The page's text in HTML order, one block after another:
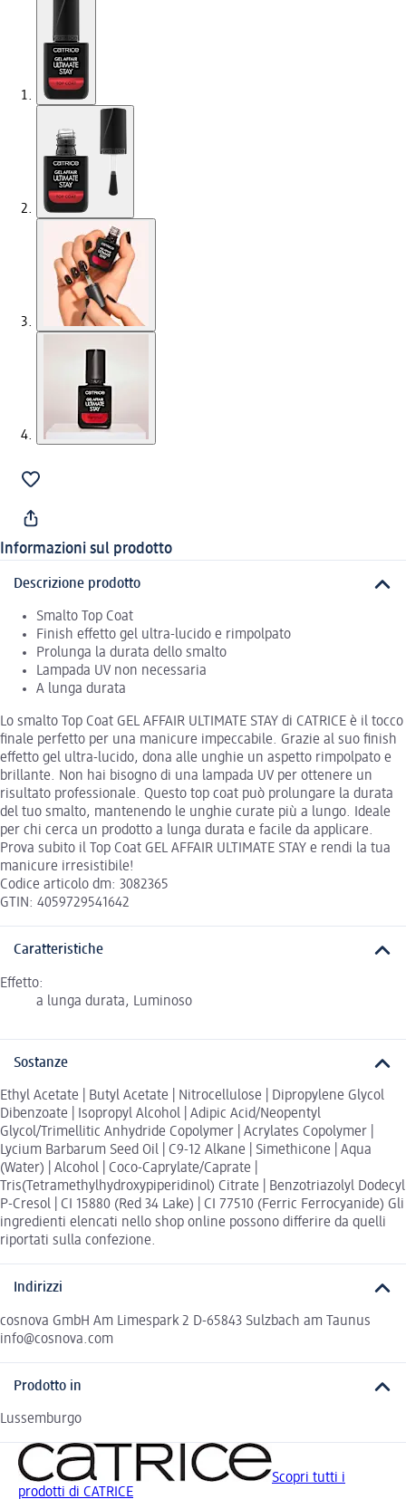
Informazioni sul prodotto
Descrizione prodotto
Smalto Top Coat
Finish effetto gel ultra-lucido e rimpolpato
Prolunga la durata dello smalto
Lampada UV non necessaria
A lunga durata
Lo smalto Top Coat GEL AFFAIR ULTIMATE STAY di CATRICE è il tocco
finale perfetto per una manicure impeccabile. Grazie al suo finish
effetto gel ultra-lucido, dona alle unghie un aspetto rimpolpato e
brillante. Non hai bisogno di una lampada UV per ottenere un
risultato professionale. Questo top coat può prolungare la durata
del tuo smalto, mantenendo le unghie curate più a lungo. Ideale
per chi cerca un prodotto a lunga durata e facile da applicare.
Prova subito il Top Coat GEL AFFAIR ULTIMATE STAY e rendi la tua
manicure irresistibile!
Codice articolo dm: 3082365
GTIN: 4059729541642
Caratteristiche
Effetto:
a lunga durata, Luminoso
Sostanze
Ethyl Acetate | Butyl Acetate | Nitrocellulose | Dipropylene Glycol
Dibenzoate | Isopropyl Alcohol | Adipic Acid/Neopentyl
Glycol/Trimellitic Anhydride Copolymer | Acrylates Copolymer |
Lycium Barbarum Seed Oil | C9-12 Alkane | Simethicone | Aqua
(Water) | Alcohol | Coco-Caprylate/Caprate |
Tris(Tetramethylhydroxypiperidinol) Citrate | Benzotriazolyl Dodecyl
P-Cresol | CI 15880 (Red 34 Lake) | CI 77510 (Ferric Ferrocyanide) Gli
ingredienti elencati nello shop online possono differire da quelli
riportati sulla confezione.
Indirizzi
cosnova GmbH Am Limespark 2 D-65843 Sulzbach am Taunus
info@cosnova.com
Prodotto in
Lussemburgo
Scopri tutti i
prodotti di CATRICE